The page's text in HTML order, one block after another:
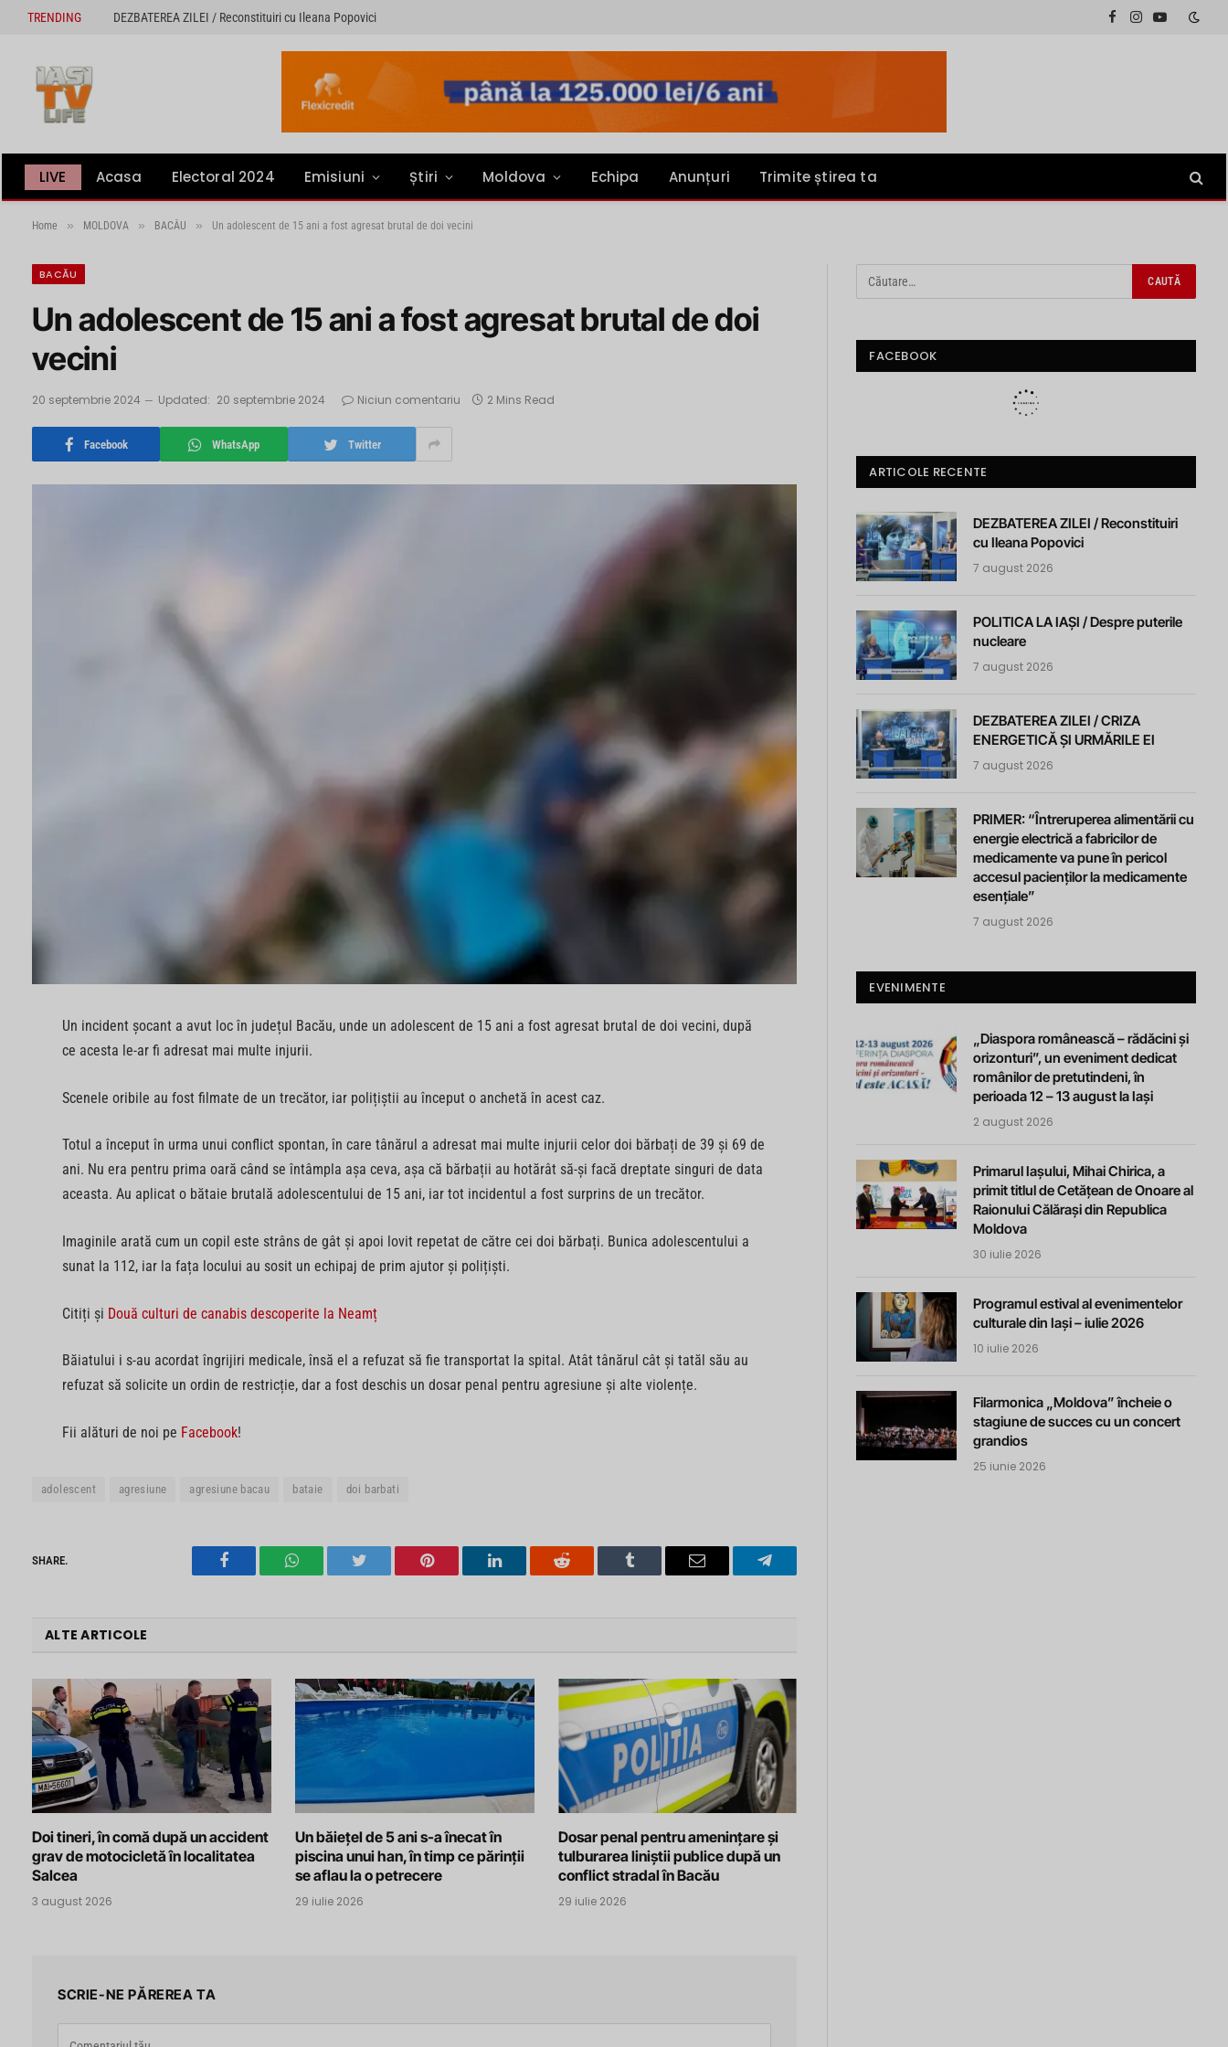
TRENDING DEZBATEREA ZILEI / Reconstituiri cu Ileana Popovici
Facebook
InstagramYouTube
LIVE Acasa Electoral 2024 Emisiuni Știri Moldova Echipa Anunțuri Trimite știrea ta
Home » MOLDOVA » BACĂU » Un adolescent de 15 ani a fost agresat brutal de doi vecini
BACĂU
Un adolescent de 15 ani a fost agresat brutal de doi
vecini
20 septembrie 2024 Updated: 20 septembrie 2024 Niciun comentariu 2 Mins Read
Facebook WhatsApp Twitter
Un incident șocant a avut loc în județul Bacău, unde un adolescent de 15 ani a fost agresat brutal de doi vecini, după
ce acesta le-ar fi adresat mai multe injurii.
Scenele oribile au fost filmate de un trecător, iar polițiștii au început o anchetă în acest caz.
Totul a început în urma unui conflict spontan, în care tânărul a adresat mai multe injurii celor doi bărbați de 39 și 69 de
ani. Nu era pentru prima oară când se întâmpla așa ceva, așa că bărbații au hotărât să-și facă dreptate singuri de data
aceasta. Au aplicat o bătaie brutală adolescentului de 15 ani, iar tot incidentul a fost surprins de un trecător.
Imaginile arată cum un copil este strâns de gât și apoi lovit repetat de către cei doi bărbați. Bunica adolescentului a
sunat la 112, iar la fața locului au sosit un echipaj de prim ajutor și polițiști.
Citiți și Două culturi de canabis descoperite la Neamț
Băiatului i s-au acordat îngrijiri medicale, însă el a refuzat să fie transportat la spital. Atât tânărul cât și tatăl său au
refuzat să solicite un ordin de restricție, dar a fost deschis un dosar penal pentru agresiune și alte violențe.
Fii alături de noi pe Facebook!
adolescent agresiune agresiune bacau bataie doi barbati
SHARE.
Facebook WhatsAppTwitter Pinterest LinkedIn Reddit Tumblr Email Telegram
ALTE ARTICOLE
Doi tineri, în comă după un accident
grav de motocicletă în localitatea
Salcea
3 august 2026
Un băiețel de 5 ani s-a înecat în
piscina unui han, în timp ce părinții
se aflau la o petrecere
29 iulie 2026
Dosar penal pentru amenințare și
tulburarea liniștii publice după un
conflict stradal în Bacău
29 iulie 2026
SCRIE-NE PĂREREA TA
FACEBOOK
ARTICOLE RECENTE
DEZBATEREA ZILEI / Reconstituiri
cu Ileana Popovici
7 august 2026
POLITICA LA IAȘI / Despre puterile
nucleare
7 august 2026
DEZBATEREA ZILEI / CRIZA
ENERGETICĂ ȘI URMĂRILE EI
7 august 2026
PRIMER: “Întreruperea alimentării cu
energie electrică a fabricilor de
medicamente va pune în pericol
accesul pacienților la medicamente
esențiale”
7 august 2026
EVENIMENTE
„Diaspora românească – rădăcini și
orizonturi”, un eveniment dedicat
românilor de pretutindeni, în
perioada 12 – 13 august la Iași
2 august 2026
Primarul Iașului, Mihai Chirica, a
primit titlul de Cetățean de Onoare al
Raionului Călărași din Republica
Moldova
30 iulie 2026
Programul estival al evenimentelor
culturale din Iași – iulie 2026
10 iulie 2026
Filarmonica „Moldova” încheie o
stagiune de succes cu un concert
grandios
25 iunie 2026